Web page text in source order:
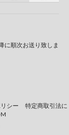
に順次お送り致しま
シー
特定商取引法に